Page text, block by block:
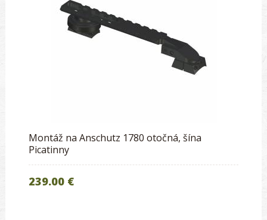
Montáž na Anschutz 1780 otočná, šína
Picatinny
239.00 €